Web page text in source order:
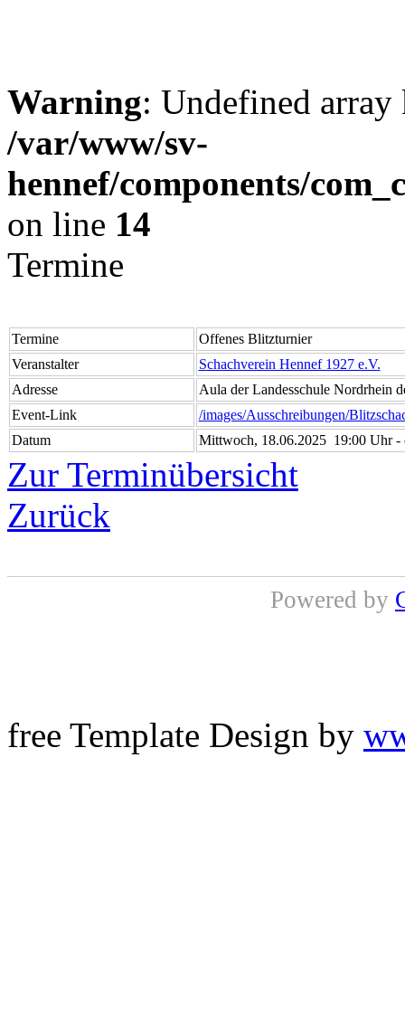
Warning: Undefined
/var/www/sv-
hennef/components/
on line 14
Termine
Termine
Offenes Blitzturnier
Veranstalter
Schachverein Hennef 1927 e.V.
Adresse
Aula der Landesschule Nordrhein
Event-Link
/images/Ausschreibungen/
Datum
Mittwoch, 18.06.2025 19:00 Uhr -
Zur Terminübersicht
Zurück
Powered by
free Template Design by